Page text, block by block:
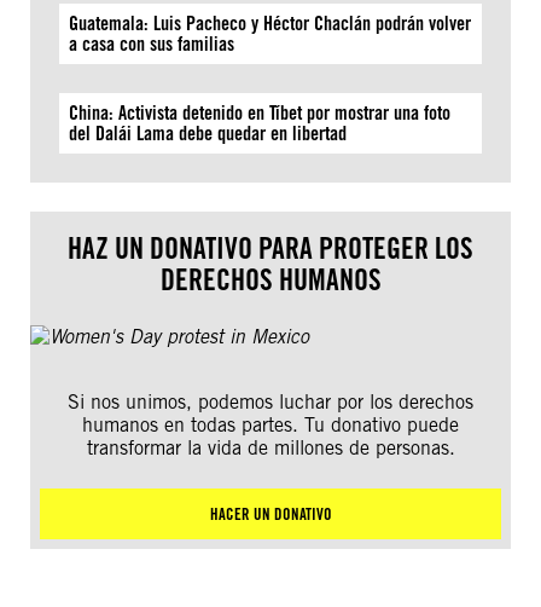
Guatemala: Luis Pacheco y Héctor Chaclán podrán volver
a casa con sus familias
China: Activista detenido en Tíbet por mostrar una foto
del Dalái Lama debe quedar en libertad
HAZ UN DONATIVO PARA PROTEGER LOS
DERECHOS HUMANOS
Si nos unimos, podemos luchar por los derechos
humanos en todas partes. Tu donativo puede
transformar la vida de millones de personas.
HACER UN DONATIVO